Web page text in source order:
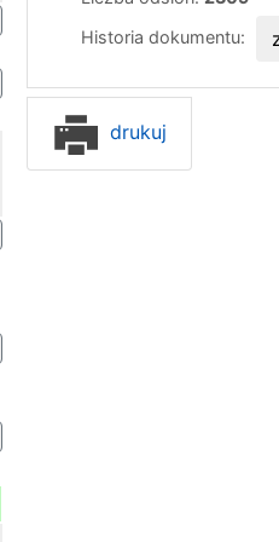
Historia dokumentu:
drukuj